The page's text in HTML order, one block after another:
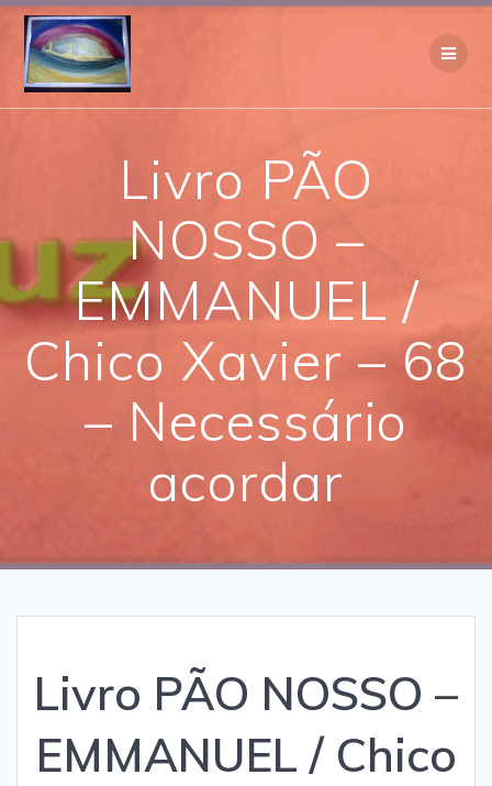
Skip
Livro PÃO
NOSSO –
EMMANUEL /
Chico Xavier – 68
– Necessário
acordar
Livro PÃO NOSSO –
EMMANUEL / Chico